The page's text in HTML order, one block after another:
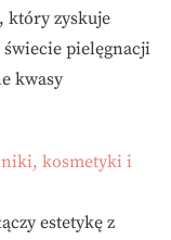
który zyskuje
pielęgnacji
kwasy
kosmetyki i
estetykę z